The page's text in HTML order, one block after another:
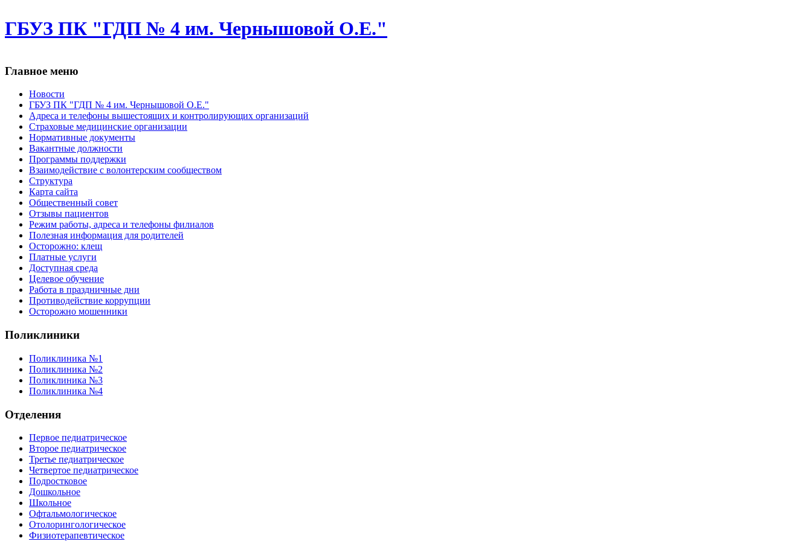
ГБУЗ ПК "ГДП № 4 им. Чернышовой О.Е."
Главное меню
Новости
ГБУЗ ПК "ГДП № 4 им. Чернышовой О.Е."
Адреса и телефоны вышестоящих и контролирующих организаций
Cтраховые медицинские организации
Нормативные документы
Вакантные должности
Программы поддержки
Взаимодействие с волонтерским сообществом
Структура
Карта сайта
Общественный совет
Отзывы пациентов
Режим работы, адреса и телефоны филиалов
Полезная информация для родителей
Осторожно: клещ
Платные услуги
Доступная среда
Целевое обучение
Работа в праздничные дни
Противодействие коррупции
Осторожно мошенники
Поликлиники
Поликлиника №1
Поликлиника №2
Поликлиника №3
Поликлиника №4
Отделения
Первое педиатрическое
Второе педиатрическое
Третье педиатрическое
Четвертое педиатрическое
Подростковое
Дошкольное
Школьное
Офтальмологическое
Отолорингологическое
Физиотерапевтическое